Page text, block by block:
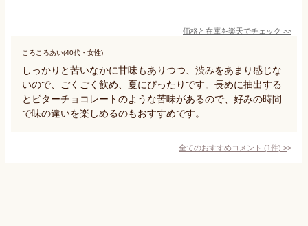
価格と在庫を楽天でチェック >>
ころころあい(40代・女性)
しっかりと苦いなかに甘味もありつつ、渋みをあまり感じな
いので、ごくごく飲め、夏にぴったりです。長めに抽出する
とビターチョコレートのような苦味があるので、好みの時間
で味の違いを楽しめるのもおすすめです。
全てのおすすめコメント (1件) >